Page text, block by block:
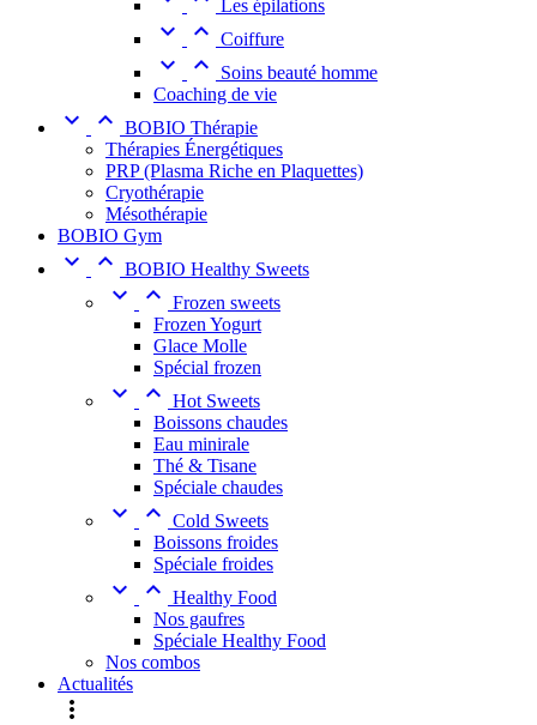
Les épilations
  Coiffure
 
Soins beauté homme
Coaching de vie
  BOBIO Thérapie
Thérapies Énergétiques
PRP (Plasma Riche en Plaquettes)
Cryothérapie
Mésothérapie
BOBIO Gym
  BOBIO Healthy Sweets
  Frozen sweets
Frozen Yogurt
Glace Molle
Spécial frozen
  Hot Sweets
Boissons chaudes
Eau minirale
Thé & Tisane
Spéciale chaudes
  Cold Sweets
Boissons froides
Spéciale froides
  Healthy Food
Nos gaufres
Spéciale Healthy Food
Nos combos
Actualités
